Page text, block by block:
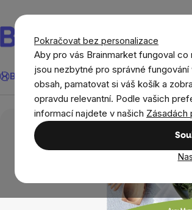
Pokračovat bez personalizace
Aby pro vás Brainmarket fungoval
jsou nezbytné pro správné
obsah, pamatovat si váš košík a
opravdu relevantní. Podle vašich
informací najdete v našich Zásadách
obsah
Hledat
BrainMax® Léto Ušetři CíleDoplňky
Domov Knihy